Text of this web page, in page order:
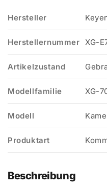
Hersteller
Herstellernummer XG-
Artikelzustand
Modellfamilie XG-
Modell
Produktart
Beschreibung